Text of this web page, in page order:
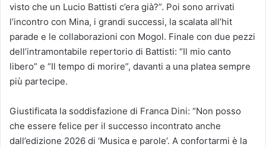
visto che un Lucio Battisti c’era già?”. Poi sono arrivati
l’incontro con Mina, i grandi successi, la scalata all’hit
parade e le collaborazioni con Mogol. Finale con due pezzi
dell’intramontabile repertorio di Battisti: “Il mio canto
libero” e “Il tempo di morire”, davanti a una platea sempre
più partecipe.
Giustificata la soddisfazione di Franca Dini: “Non posso
che essere felice per il successo incontrato anche
dall’edizione 2026 di ‘Musica e parole’. A confortarmi è la